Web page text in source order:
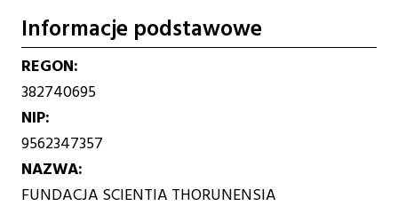
Informacje podstawowe
REGON
382740695
NIP
9562347357
NAZWA
FUNDACJA SCIENTIA THORUNENSIA